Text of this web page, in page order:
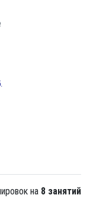
на 8 занятий